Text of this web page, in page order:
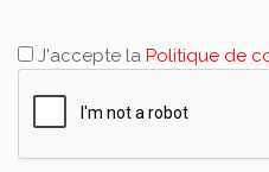
J'accepte la Politique de